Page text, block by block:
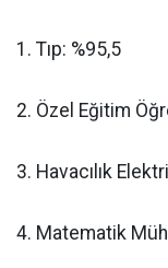
​1. Tıp: %95,5
​2. Özel Eğitim
​3. Havacılık
​4. Matematik